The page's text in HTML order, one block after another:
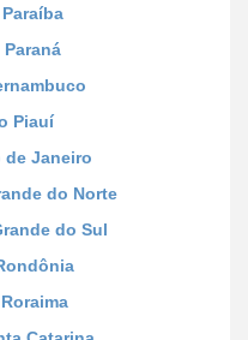
Piauí
de Janeiro
do Norte
do Sul